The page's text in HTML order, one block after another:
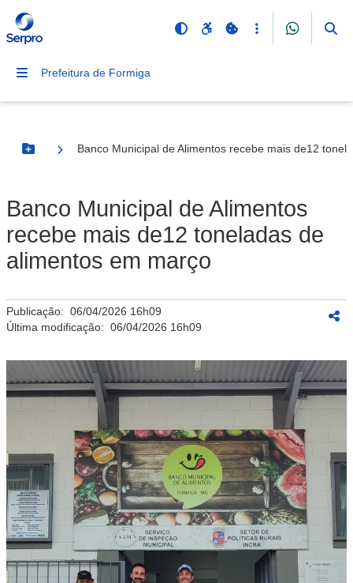
Prefeitura de Formiga
Botão Menu
Banco Municipal de Alimentos recebe mais de12
Banco Municipal de Alimentos
recebe mais de12 toneladas de
alimentos em março
Publicação: 06/04/2026 16h09
Última modificação: 06/04/2026 16h09